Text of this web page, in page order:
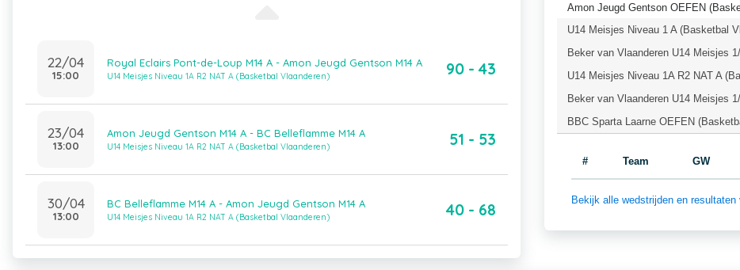
22/04
15:00
Royal Eclairs Pont-de-Loup M14 A - Amon Jeugd Gentson M14 A
U14 Meisjes Niveau 1A R2 NAT A (Basketbal Vlaanderen) 90 - 43
23/04
13:00
Amon Jeugd Gentson M14 A - BC Belleflamme M14 A
U14 Meisjes Niveau 1A R2 NAT A (Basketbal Vlaanderen) 51 - 53
30/04
13:00
BC Belleflamme M14 A - Amon Jeugd Gentson M14 A
U14 Meisjes Niveau 1A R2 NAT A (Basketbal Vlaanderen) 40 - 68
Amon Jeugd Gentson OEFEN
U14 Meisjes Niveau 1 A (Basketbal
Beker van Vlaanderen U14 Meisjes
U14 Meisjes Niveau 1A R2 NAT A
Beker van Vlaanderen U14 Meisjes
BBC Sparta Laarne OEFEN
# Team GW
Bekijk alle wedstrijden en